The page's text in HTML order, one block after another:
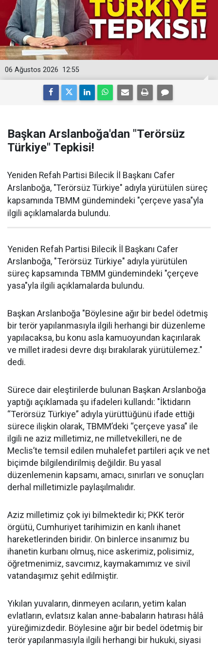
12:55
06 Ağustos 2026
Başkan Arslanboğa'dan "Terörsüz
Türkiye" Tepkisi!
Yeniden Refah Partisi Bilecik İl Başkanı Cafer
Arslanboğa, "Terörsüz Türkiye" adıyla yürütülen süreç
kapsamında TBMM gündemindeki "çerçeve yasa"yla
ilgili açıklamalarda bulundu.
Yeniden Refah Partisi Bilecik İl Başkanı Cafer
Arslanboğa, "Terörsüz Türkiye" adıyla yürütülen
süreç kapsamında TBMM gündemindeki "çerçeve
yasa"yla ilgili açıklamalarda bulundu.
Başkan Arslanboğa "Böylesine ağır bir bedel ödetmiş
bir terör yapılanmasıyla ilgili herhangi bir düzenleme
yapılacaksa, bu konu asla kamuoyundan kaçırılarak
ve millet iradesi devre dışı bırakılarak yürütülemez."
dedi.
Sürece dair eleştirilerde bulunan Başkan Arslanboğa
yaptığı açıklamada şu ifadeleri kullandı: "İktidarın
“Terörsüz Türkiye” adıyla yürüttüğünü ifade ettiği
sürece ilişkin olarak, TBMM’deki “çerçeve yasa” ile
ilgili ne aziz milletimiz, ne milletvekilleri, ne de
Meclis’te temsil edilen muhalefet partileri açık ve net
biçimde bilgilendirilmiş değildir. Bu yasal
düzenlemenin kapsamı, amacı, sınırları ve sonuçları
derhal milletimizle paylaşılmalıdır.
Aziz milletimiz çok iyi bilmektedir ki; PKK terör
örgütü, Cumhuriyet tarihimizin en kanlı ihanet
hareketlerinden biridir. On binlerce insanımız bu
ihanetin kurbanı olmuş, nice askerimiz, polisimiz,
öğretmenimiz, savcımız, kaymakamımız ve sivil
vatandaşımız şehit edilmiştir.
Yıkılan yuvaların, dinmeyen acıların, yetim kalan
evlatların, evlatsız kalan anne-babaların hatırası hâlâ
yüreğimizdedir. Böylesine ağır bir bedel ödetmiş bir
terör yapılanmasıyla ilgili herhangi bir hukuki, siyasi